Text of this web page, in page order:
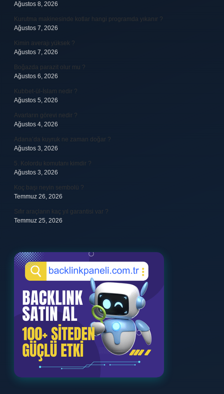
Ağustos 8, 2026
Kurutma makinesinde kotlar hangi programda yıkanır ?
Ağustos 7, 2026
Kimin averajı yüksek ?
Ağustos 7, 2026
Boğazda parazit olur mu ?
Ağustos 6, 2026
Kubbet-ül-İslam nedir ?
Ağustos 5, 2026
Avarların görevi nedir ?
Ağustos 4, 2026
Adana’da kuyruk ne zaman doğar ?
Ağustos 3, 2026
5. Kolordu komutanı kimdir ?
Ağustos 3, 2026
Koç başı neyin sembolü ?
Temmuz 26, 2026
Sıfır araçların kaç yıl garantisi var ?
Temmuz 25, 2026